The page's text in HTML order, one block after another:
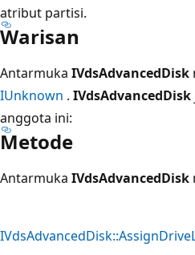
atribut partisi.
Warisan
Antarmuka IVdsAdvancedDisk
IUnknown . IVdsAdvancedDisk
anggota ini:
Metode
Antarmuka IVdsAdvancedDisk